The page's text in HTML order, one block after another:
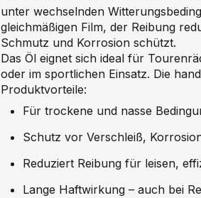
unter wechselnden
gleichmäßigen Film, der Reibung
Schmutz und Korrosion schützt.
Das Öl eignet sich ideal für
oder im sportlichen Einsatz. Die
Produktvorteile:
Für trockene und nasse
Schutz vor Verschleiß,
Reduziert Reibung für leisen,
Lange Haftwirkung – auch bei